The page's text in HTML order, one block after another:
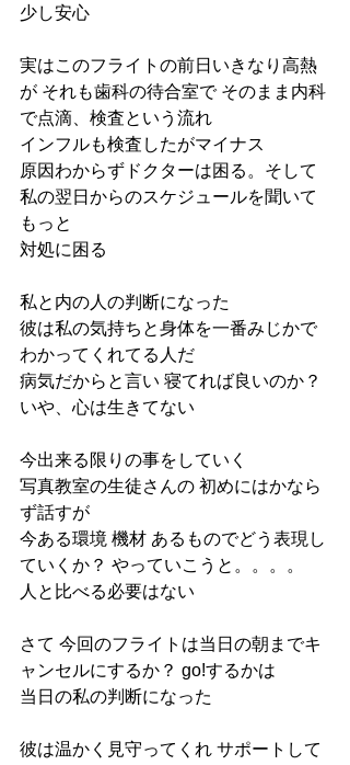
少し安心
実はこのフライトの前日いきなり高熱
が それも歯科の待合室で そのまま内科
で点滴、検査という流れ
インフルも検査したがマイナス
原因わからずドクターは困る。そして
私の翌日からのスケジュールを聞いて
もっと
対処に困る
私と内の人の判断になった
彼は私の気持ちと身体を一番みじかで
わかってくれてる人だ
病気だからと言い 寝てれば良いのか？
いや、心は生きてない
今出来る限りの事をしていく
写真教室の生徒さんの 初めにはかなら
ず話すが
今ある環境 機材 あるものでどう表現し
ていくか？ やっていこうと。。。。
人と比べる必要はない
さて 今回のフライトは当日の朝までキ
ャンセルにするか？ go!するかは
当日の私の判断になった
彼は温かく見守ってくれ サポートして